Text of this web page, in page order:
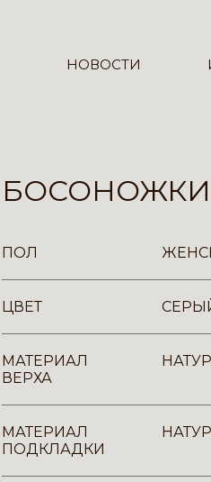
НОВОСТИ
БОСОНОЖКИ
ПОЛ
ЦВЕТ
МАТЕРИАЛ
ВЕРХА
МАТЕРИАЛ
ПОДКЛАДКИ